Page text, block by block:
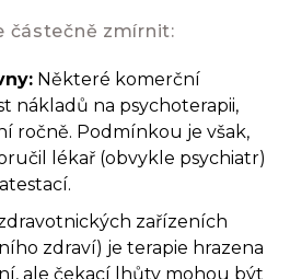
částečně zmírnit:
Některé komerční
nákladů na psychoterapii,
ročně. Podmínkou je však,
lékař (obvykle psychiatr)
zařízeních
zdraví) je terapie hrazena
ale čekací lhůty mohou být